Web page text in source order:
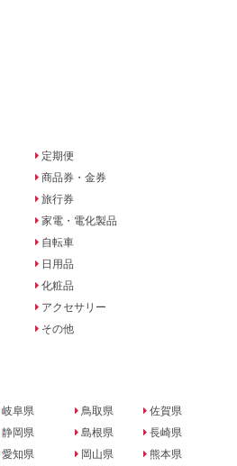
定期便
商品券・金券
旅行券
家電・電化製品
自転車
日用品
化粧品
アクセサリー
その他
岐阜県
静岡県
愛知県
鳥取県
島根県
岡山県
佐賀県
長崎県
熊本県